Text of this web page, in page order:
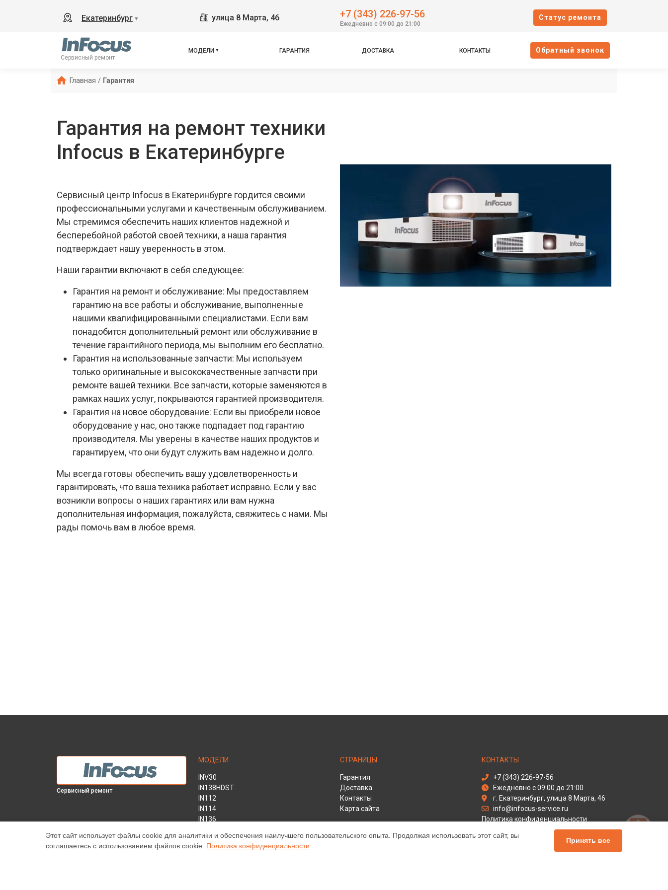
Екатеринбург ▼ улица 8 Марта, 46 +7 (343) 226-97-56
Ежедневно с 09:00 до 21:00
Cтатус ремонта
Сервисный ремонт
МОДЕЛИ ГАРАНТИЯ ДОСТАВКА КОНТАКТЫ Oбратный звонок
Главная / Гарантия
Гарантия на ремонт техники
Infocus в Екатеринбурге
Сервисный центр Infocus в Екатеринбурге гордится своими
профессиональными услугами и качественным обслуживанием.
Мы стремимся обеспечить наших клиентов надежной и
бесперебойной работой своей техники, а наша гарантия
подтверждает нашу уверенность в этом.
Наши гарантии включают в себя следующее:
Гарантия на ремонт и обслуживание: Мы предоставляем
гарантию на все работы и обслуживание, выполненные
нашими квалифицированными специалистами. Если вам
понадобится дополнительный ремонт или обслуживание в
течение гарантийного периода, мы выполним его бесплатно.
Гарантия на использованные запчасти: Мы используем
только оригинальные и высококачественные запчасти при
ремонте вашей техники. Все запчасти, которые заменяются в
рамках наших услуг, покрываются гарантией производителя.
Гарантия на новое оборудование: Если вы приобрели новое
оборудование у нас, оно также подпадает под гарантию
производителя. Мы уверены в качестве наших продуктов и
гарантируем, что они будут служить вам надежно и долго.
Мы всегда готовы обеспечить вашу удовлетворенность и
гарантировать, что ваша техника работает исправно. Если у вас
возникли вопросы о наших гарантиях или вам нужна
дополнительная информация, пожалуйста, свяжитесь с нами. Мы
рады помочь вам в любое время.
Сервисный ремонт
МОДЕЛИ
INV30
IN138HDST
IN112
IN114
IN136
IN1046
IN2138HD
СТРАНИЦЫ
Гарантия
Доставка
Контакты
Карта сайта
КОНТАКТЫ
+7 (343) 226-97-56
Ежедневно с 09:00 до 21:00
г. Екатеринбург, улица 8 Марта, 46
info@infocus-service.ru
Политика конфиденциальности
Способы оплаты
Этот сайт использует файлы cookie для аналитики и обеспечения наилучшего пользовательского опыта. Продолжая использовать этот сайт, вы
соглашаетесь с использованием файлов cookie. Политика конфиденциальности
Принять все